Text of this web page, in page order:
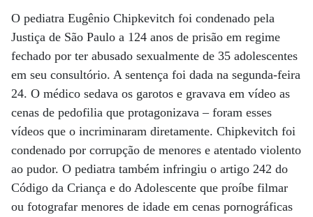
O pediatra Eugênio Chipkevitch foi condenado pela
Justiça de São Paulo a 124 anos de prisão em regime
fechado por ter abusado sexualmente de 35 adolescentes
em seu consultório. A sentença foi dada na segunda-feira
24. O médico sedava os garotos e gravava em vídeo as
cenas de pedofilia que protagonizava – foram esses
vídeos que o incriminaram diretamente. Chipkevitch foi
condenado por corrupção de menores e atentado violento
ao pudor. O pediatra também infringiu o artigo 242 do
Código da Criança e do Adolescente que proíbe filmar
ou fotografar menores de idade em cenas pornográficas